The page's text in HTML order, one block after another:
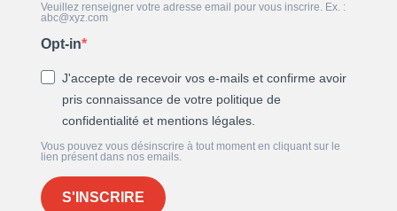
Veuillez renseigner votre adresse email pour vous inscrire. Ex. :
abc@xyz.com
Opt-in
J'accepte de recevoir vos e-mails et confirme avoir
pris connaissance de votre politique de
confidentialité et mentions légales.
Vous pouvez vous désinscrire à tout moment en cliquant sur le
lien présent dans nos emails.
S'INSCRIRE